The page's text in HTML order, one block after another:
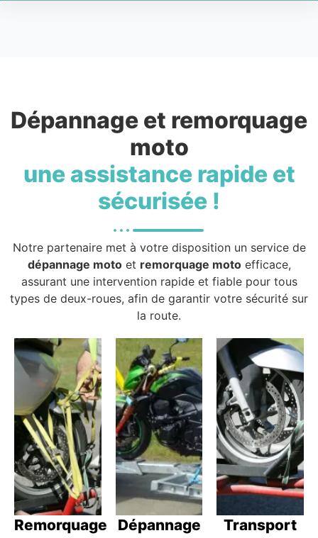
Dépannage et remorquage
moto
une assistance rapide et
sécurisée !
Notre partenaire met à votre disposition un service de
dépannage motoet remorquage motoefficace,
assurant une intervention rapide et fiable pour tous
types de deux-roues, afin de garantir votre sécurité sur
la route.
Remorquage
Dépannage
Transport